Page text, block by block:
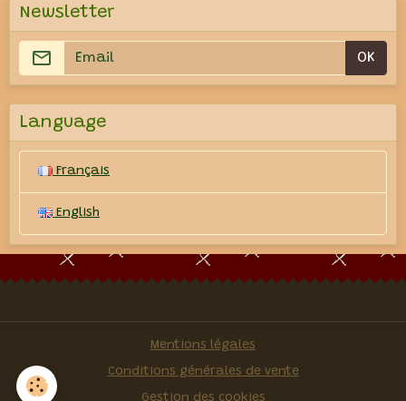
Newsletter
OK
Language
Français
English
Mentions légales
Conditions générales de vente
Gestion des cookies